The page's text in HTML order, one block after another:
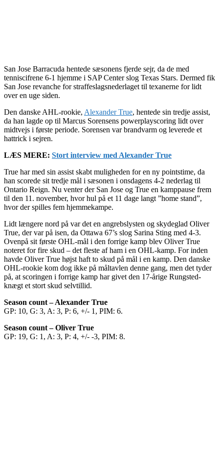
San Jose Barracuda hentede sæsonens fjerde sejr, da de med
tenniscifrene 6-1 hjemme i SAP Center slog Texas Stars. Dermed fik
San Jose revanche for straffeslagsnederlaget til texanerne for lidt
over en uge siden.
Den danske AHL-rookie, Alexander True, hentede sin tredje assist,
da han lagde op til Marcus Sorensens powerplayscoring lidt over
midtvejs i første periode. Sorensen var brandvarm og leverede et
hattrick i sejren.
LÆS MERE: Stort interview med Alexander True
True har med sin assist skabt muligheden for en ny pointstime, da
han scorede sit tredje mål i sæsonen i onsdagens 4-2 nederlag til
Ontario Reign. Nu venter der San Jose og True en kamppause frem
til den 11. november, hvor hul på et 11 dage langt ”home stand”,
hvor der spilles fem hjemmekampe.
Lidt længere nord på var det en angrebslysten og skydeglad Oliver
True, der var på isen, da Ottawa 67’s slog Sarina Sting med 4-3.
Ovenpå sit første OHL-mål i den forrige kamp blev Oliver True
noteret for fire skud – det fleste af ham i en OHL-kamp. For inden
havde Oliver True højst haft to skud på mål i en kamp. Den danske
OHL-rookie kom dog ikke på måltavlen denne gang, men det tyder
på, at scoringen i forrige kamp har givet den 17-årige Rungsted-
knægt et stort skud selvtillid.
Season count – Alexander True
GP: 10, G: 3, A: 3, P: 6, +/- 1, PIM: 6.
Season count – Oliver True
GP: 19, G: 1, A: 3, P: 4, +/- -3, PIM: 8.